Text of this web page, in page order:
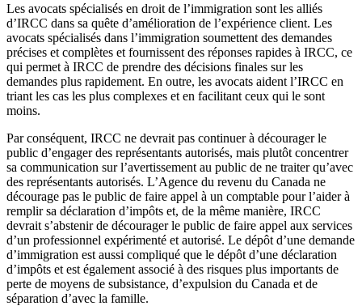
Les avocats spécialisés en droit de l’immigration sont les alliés
d’IRCC dans sa quête d’amélioration de l’expérience client. Les
avocats spécialisés dans l’immigration soumettent des demandes
précises et complètes et fournissent des réponses rapides à IRCC, ce
qui permet à IRCC de prendre des décisions finales sur les
demandes plus rapidement. En outre, les avocats aident l’IRCC en
triant les cas les plus complexes et en facilitant ceux qui le sont
moins.
Par conséquent, IRCC ne devrait pas continuer à décourager le
public d’engager des représentants autorisés, mais plutôt concentrer
sa communication sur l’avertissement au public de ne traiter qu’avec
des représentants autorisés. L’Agence du revenu du Canada ne
décourage pas le public de faire appel à un comptable pour l’aider à
remplir sa déclaration d’impôts et, de la même manière, IRCC
devrait s’abstenir de décourager le public de faire appel aux services
d’un professionnel expérimenté et autorisé. Le dépôt d’une demande
d’immigration est aussi compliqué que le dépôt d’une déclaration
d’impôts et est également associé à des risques plus importants de
perte de moyens de subsistance, d’expulsion du Canada et de
séparation d’avec la famille.